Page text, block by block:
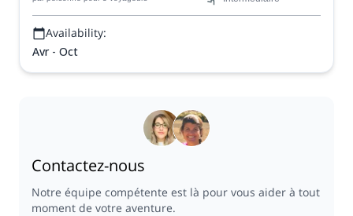
Availability:
Avr - Oct
Contactez-nous
Notre équipe compétente est là pour vous aider à tout
moment de votre aventure.